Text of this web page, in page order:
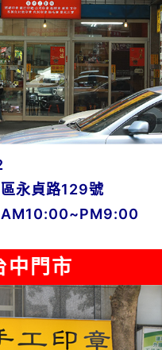
永貞路129號
AM10:00~PM9:00
中門市